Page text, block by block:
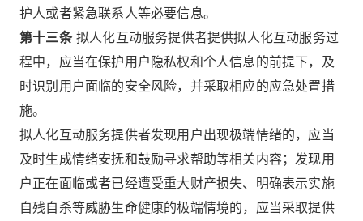
护人或者紧急联系人等必要信息。
第十三条拟人化互动服务提供者提供拟人化互动服务过
程中，应当在保护用户隐私权和个人信息的前提下，及
时识别用户面临的安全风险，并采取相应的应急处置措
施。
拟人化互动服务提供者发现用户出现极端情绪的，应当
及时生成情绪安抚和鼓励寻求帮助等相关内容；发现用
户正在面临或者已经遭受重大财产损失、明确表示实施
自残自杀等威胁生命健康的极端情境的，应当采取提供